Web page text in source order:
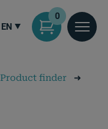
EN
0
Product finder ➜